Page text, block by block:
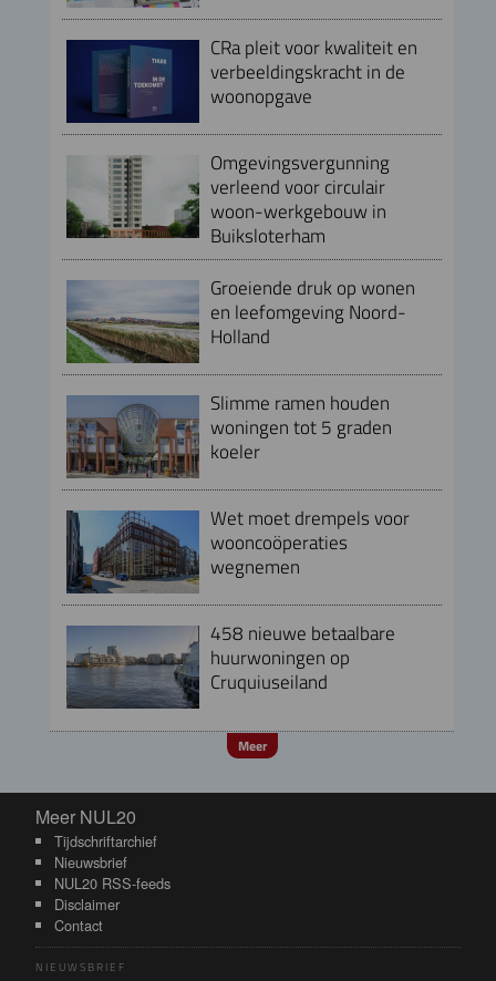
CRa pleit voor kwaliteit en
verbeeldingskracht in de
woonopgave
Omgevingsvergunning
verleend voor circulair
woon-werkgebouw in
Buiksloterham
Groeiende druk op wonen
en leefomgeving Noord-
Holland
Slimme ramen houden
woningen tot 5 graden
koeler
Wet moet drempels voor
wooncoöperaties
wegnemen
458 nieuwe betaalbare
huurwoningen op
Cruquiuseiland
Meer
Meer NUL20
Meer NUL20
Tijdschriftarchief
Nieuwsbrief
NUL20 RSS-feeds
Disclaimer
Contact
NIEUWSBRIEF